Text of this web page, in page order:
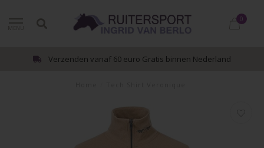
0
Verzenden vanaf 60 euro Gratis binnen Nederland